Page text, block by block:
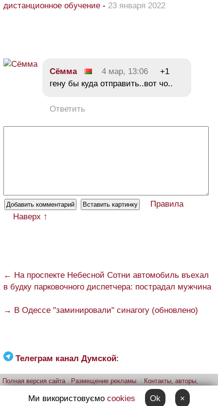
дистанционное обучение - 23 января 2022
Сёмма 4 мар, 13:06
+1
гену бы куда отправить..вот чо..
Ответить
Правила
Наверх ↑
← На проспекте Небесной Сотни автомобиль въехал
в будку парковочного диспетчера: пострадал мужчина
→ В Одессе "заминировали" синагогу (обновлено)
Телеграм канал Думской:
Полная версия сайта Размещение рекламы
Контакты, авторы,
iPhone
Прислать фото через telegram
Patreon
Ми використовуємо cookies Ok ×